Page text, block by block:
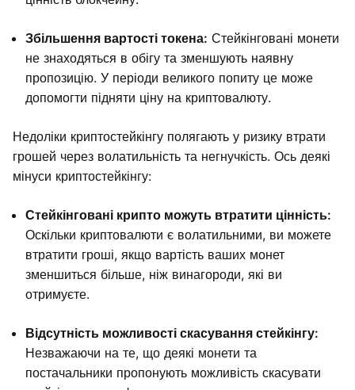
Збільшення вартості токена: Стейкінговані монети
не знаходяться в обігу та зменшують наявну
пропозицію. У періоди великого попиту це може
допомогти підняти ціну на криптовалюту.
Недоліки криптостейкінгу полягають у ризику втрати
грошей через волатильність та негнучкість. Ось деякі
мінуси криптостейкінгу:
Стейкінговані крипто можуть втратити цінність:
Оскільки криптовалюти є волатильними, ви можете
втратити гроші, якщо вартість ваших монет
зменшиться більше, ніж винагороди, які ви
отримуєте.
Відсутність можливості скасування стейкінгу:
Незважаючи на те, що деякі монети та
постачальники пропонують можливість скасувати